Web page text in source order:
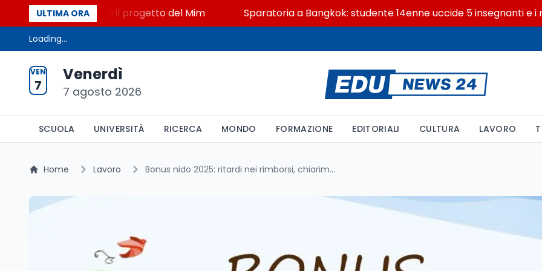
ULTIMA ORA
a Lerici con il progetto del Mim Sparatoria a Bangkok: studente 14enne uccide 5 insegnanti e i nonni
Loading...
VEN
7
Venerdì
7 agosto 2026
SCUOLA UNIVERSITÀ RICERCA MONDO FORMAZIONE EDITORIALI CULTURA LAVORO
Home Lavoro Bonus nido 2025: ritardi nei rimborsi, chiarimenti INPS